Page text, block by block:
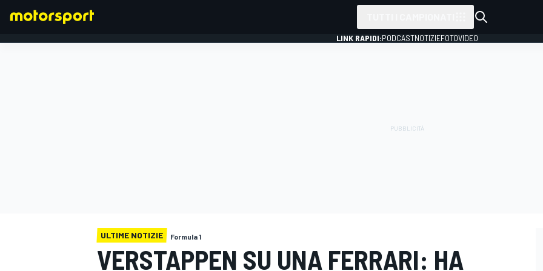
LINK RAPIDI:PODCASTNOTIZIEFOTOVIDEO
ULTIME NOTIZIE Formula 1
VERSTAPPEN SU UNA FERRARI: HA